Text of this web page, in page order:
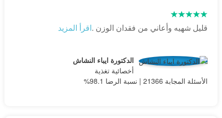
قليل شهيه وأعاني من فقدان الوزن .اقرأ المزيد
الدكتورة ايباء النشاش
أخصائية تغذية
الأسئلة المجابة 21366 | نسبة الرضا 98.1%